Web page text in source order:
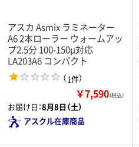
アスカ Asmix ラミネーター
A6 2本ローラー ウォームアッ
プ2.5分 100-150μ対応
LA203A6 コンパクト
（1件）
￥7,590（税込）
お届け日：8月8日（土）
アスクル在庫商品